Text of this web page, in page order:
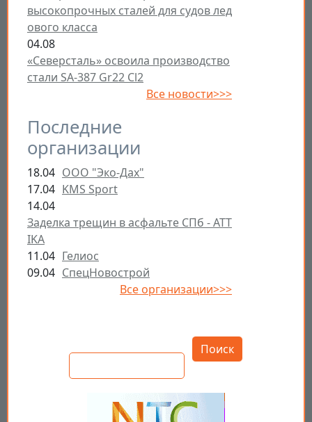
высокопрочных сталей для судов лед
ового класса
04.08
«Северсталь» освоила производство
стали SA-387 Gr22 Cl2
Все новости>>>
Последние
организации
18.04 ООО "Эко-Дах"
17.04 KMS Sport
14.04
Заделка трещин в асфальте СПб - ATT
IKA
11.04 Гелиос
09.04 СпецНовострой
Все организации>>>